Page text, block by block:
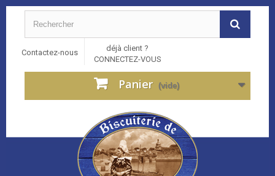
Contactez-nous
déjà client ?
CONNECTEZ-VOUS
Panier (vide)